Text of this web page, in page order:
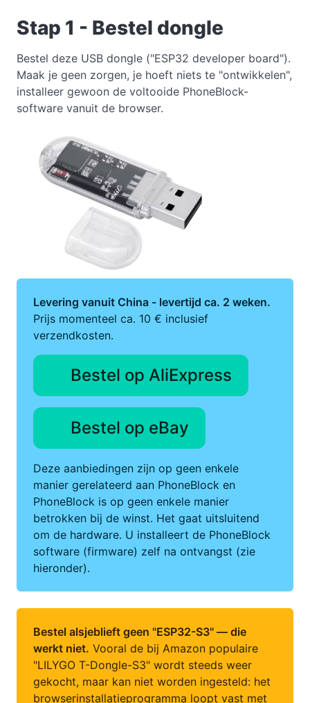
Stap 1 - Bestel dongle
Bestel deze USB dongle ("ESP32 developer board").
Maak je geen zorgen, je hoeft niets te "ontwikkelen",
installeer gewoon de voltooide PhoneBlock-
software vanuit de browser.
Levering vanuit China - levertijd ca. 2 weken.
Prijs momenteel ca. 10 € inclusief
verzendkosten.
Bestel op AliExpress
Bestel op eBay
Deze aanbiedingen zijn op geen enkele
manier gerelateerd aan PhoneBlock en
PhoneBlock is op geen enkele manier
betrokken bij de winst. Het gaat uitsluitend
om de hardware. U installeert de PhoneBlock
software (firmware) zelf na ontvangst (zie
hieronder).
Bestel alsjeblieft geen "ESP32-S3" — die
werkt niet. Vooral de bij Amazon populaire
"LILYGO T-Dongle-S3" wordt steeds weer
gekocht, maar kan niet worden ingesteld: het
browserinstallatieprogramma loopt vast met